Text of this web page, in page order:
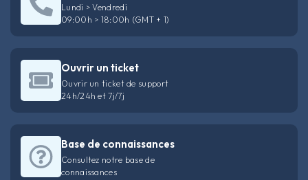
Lundi > Vendredi
09:00h > 18:00h (GMT + 1)
Ouvrir un ticket
Ouvrir un ticket de support
24h/24h et 7j/7j
Base de connaissances
Consultez notre base de
connaissances